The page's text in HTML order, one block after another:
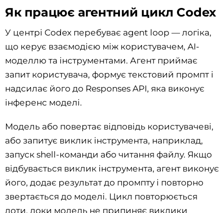
Як працює агентний цикл Codex
У центрі Codex перебуває agent loop — логіка,
що керує взаємодією між користувачем, AI-
моделлю та інструментами. Агент приймає
запит користувача, формує текстовий промпт і
надсилає його до Responses API, яка виконує
інференс моделі.
Модель або повертає відповідь користувачеві,
або запитує виклик інструмента, наприклад,
запуск shell-команди або читання файлу. Якщо
відбувається виклик інструмента, агент виконує
його, додає результат до промпту і повторно
звертається до моделі. Цикл повторюється
доти, доки модель не припиняє виклики